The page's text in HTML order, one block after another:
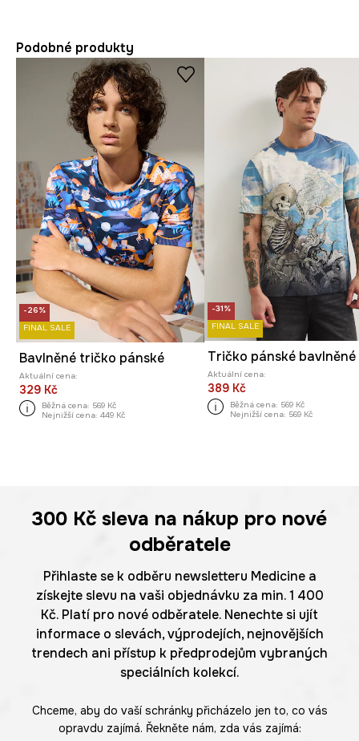
Podobné produkty
-26%
FINAL SALE
Bavlněné tričko pánské
Aktuální cena:
329 Kč
Běžná cena: 569 Kč
Nejnižší cena: 449 Kč
-31%
FINAL SALE
Aktuální cena:
389 Kč
Běžná cena: 569 Kč
Nejnižší cena: 569 Kč
300 Kč sleva na nákup pro nové
odběratele
Přihlaste se k odběru newsletteru Medicine a
získejte slevu na vaši objednávku za min. 1 400
Kč. Platí pro nové odběratele. Nenechte si ujít
informace o slevách, výprodejích, nejnovějších
trendech ani přístup k předprodejům vybraných
speciálních kolekcí.
Chceme, aby do vaší schránky přicházelo jen to, co vás
opravdu zajímá. Řekněte nám, zda vás zajímá: